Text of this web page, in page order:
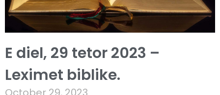
E diel, 29 tetor 2023 –
Leximet biblike.